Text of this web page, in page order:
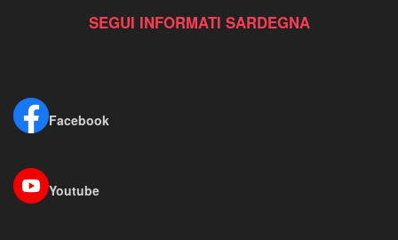
SEGUI INFORMATI SARDEGNA
Facebook
Youtube